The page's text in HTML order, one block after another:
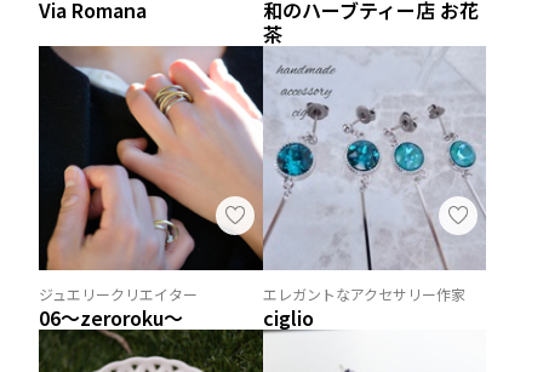
Via Romana
和のハーブティー店 お花
茶
ジュエリークリエイター
06〜zeroroku〜
エレガントなアクセサリー作家
ciglio